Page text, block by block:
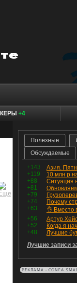
+4
Полезные
Обсуждаемые
+143
Азия.
+119
+88
Ситуация
+81
+79
+74
+63
+56
Артур
+52
Когда я
+48
Лучшие записи
РЕКЛАМА •